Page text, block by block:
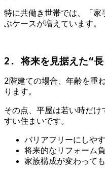
特に共働き世帯では、「
ぶケースが増えています。
2. 将来を見据えた“長
2階建ての場合、年齢を重
ります。
その点、平屋は若い時だ
すい住まいです。
バリアフリーにしや
将来的なリフォーム
家族構成が変わって